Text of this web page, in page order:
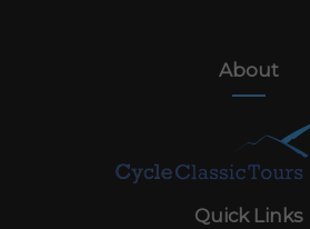
About
Quick Links